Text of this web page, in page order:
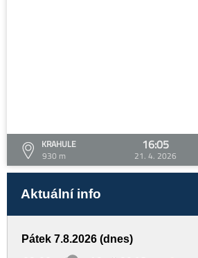
KRAHULE
930 m
16:05
21. 4. 2026
Aktuální info
Pátek 7.8.2026 (dnes)